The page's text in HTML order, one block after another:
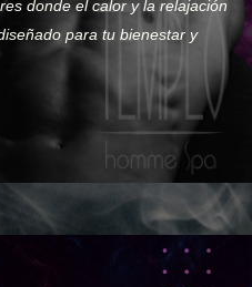
donde el calor y la relajación
para tu bienestar y